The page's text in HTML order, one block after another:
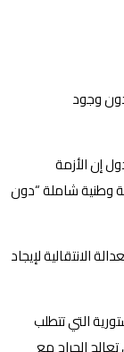
إن الأزمة
وطنية شاملة “دون
الانتقالية لإيجاد
التي تتطلب